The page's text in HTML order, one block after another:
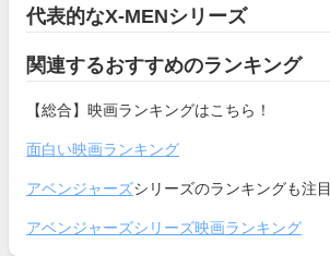
代表的なX-MENシリーズ
関連するおすすめのランキング
【総合】映画ランキングはこちら！
面白い映画ランキング
アベンジャーズシリーズのランキングも注目
アベンジャーズシリーズ映画ランキング